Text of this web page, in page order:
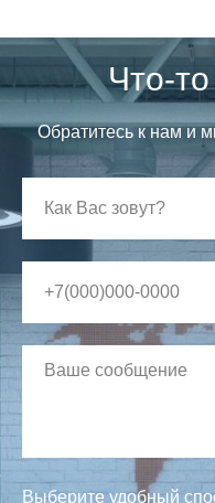
Что-
Обратитесь к нам и
Выберите удобный